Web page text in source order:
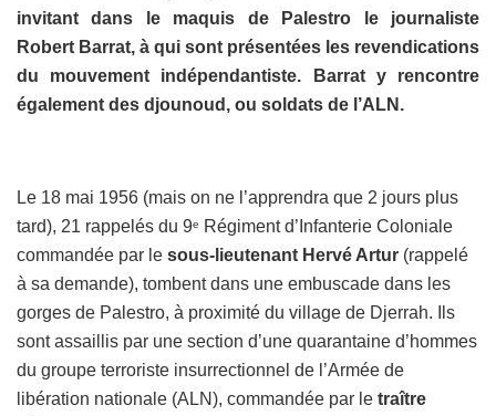
invitant dans le maquis de Palestro le journaliste
Robert Barrat, à qui sont présentées les revendications
du mouvement indépendantiste. Barrat y rencontre
également des djounoud, ou soldats de l’ALN.
Le 18 mai 1956 (mais on ne l’apprendra que 2 jours plus
tard), 21 rappelés du 9e
Régiment d’Infanterie Coloniale
commandée par le sous-lieutenant Hervé Artur (rappelé
à sa demande), tombent dans une embuscade dans les
gorges de Palestro, à proximité du village de Djerrah. Ils
sont assaillis par une section d’une quarantaine d’hommes
du groupe terroriste insurrectionnel de l’Armée de
libération nationale (ALN), commandée par le traître